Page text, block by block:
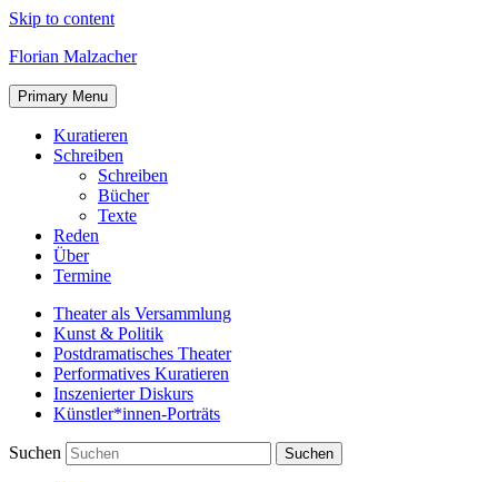
Skip to content
Florian Malzacher
Primary Menu
Kuratieren
Schreiben
Schreiben
Bücher
Texte
Reden
Über
Termine
Theater als Versammlung
Kunst & Politik
Postdramatisches Theater
Performatives Kuratieren
Inszenierter Diskurs
Künstler*innen-Porträts
Suchen